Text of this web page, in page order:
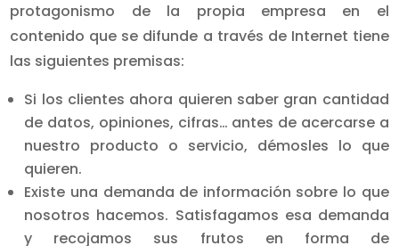
protagonismo de la propia empresa en el
contenido que se difunde a través de Internet tiene
las siguientes premisas:
Si los clientes ahora quieren saber gran cantidad
de datos, opiniones, cifras… antes de acercarse a
nuestro producto o servicio, démosles lo que
quieren.
Existe una demanda de información sobre lo que
nosotros hacemos. Satisfagamos esa demanda
y recojamos sus frutos en forma de